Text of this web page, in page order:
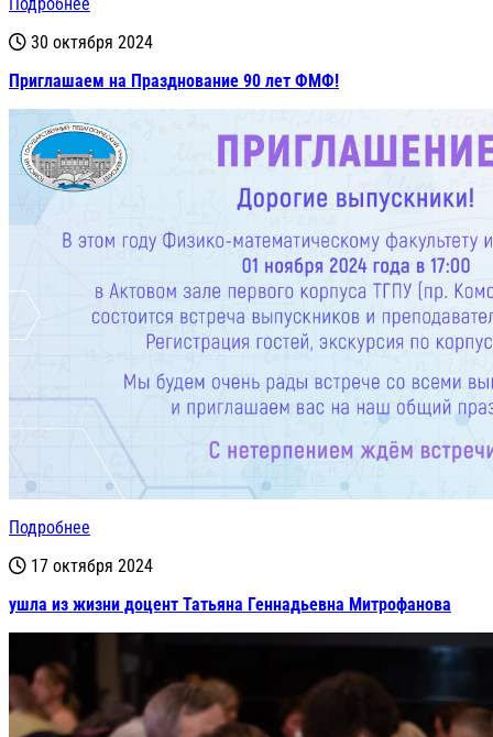
30 октября 2024
Приглашаем на Празднование 90 лет ФМФ!
Подробнее
17 октября 2024
ушла из жизни доцент Татьяна Геннадьевна Митрофанова